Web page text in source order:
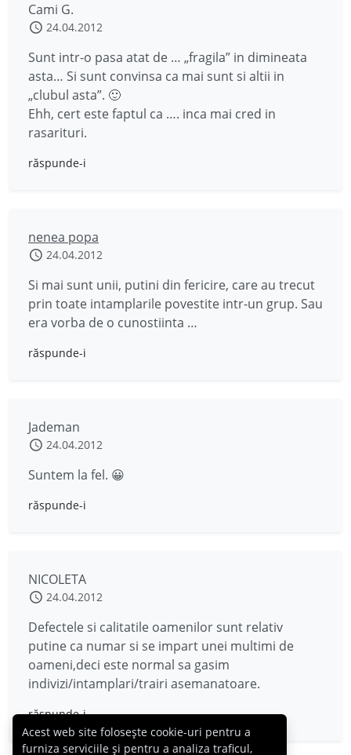
Cami G.
24.04.2012
Sunt intr-o pasa atat de … „fragila” in dimineata
asta… Si sunt convinsa ca mai sunt si altii in
„clubul asta”. 🙂
Ehh, cert este faptul ca …. inca mai cred in
rasarituri.
răspunde-i
nenea popa
24.04.2012
Si mai sunt unii, putini din fericire, care au trecut
prin toate intamplarile povestite intr-un grup. Sau
era vorba de o cunostiinta …
răspunde-i
Jademan
24.04.2012
Suntem la fel. 😀
răspunde-i
NICOLETA
24.04.2012
Defectele si calitatile oamenilor sunt relativ
putine ca numar si se impart unei multimi de
oameni,deci este normal sa gasim
indivizi/intamplari/trairi asemanatoare.
răspunde-i
Acest web site folosește cookie-uri pentru a
furniza serviciile și pentru a analiza traficul,